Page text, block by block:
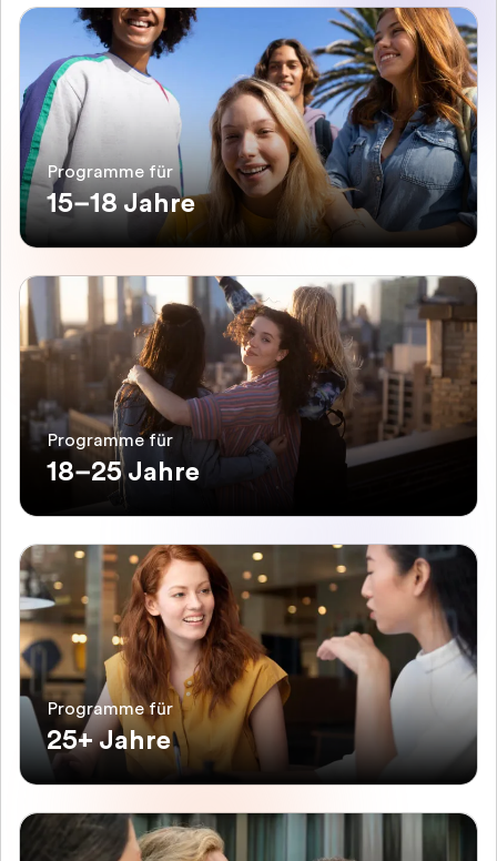
Programme für
15–18 Jahre
Programme für
18–25 Jahre
Programme für
25+ Jahre